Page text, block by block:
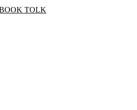
TOLK